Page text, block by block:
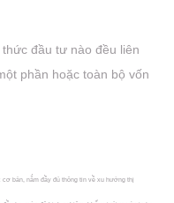
đầu tư nào đều liên
phần hoặc toàn bộ vốn
bản, nắm đầy đủ thông tin về xu hướng thị